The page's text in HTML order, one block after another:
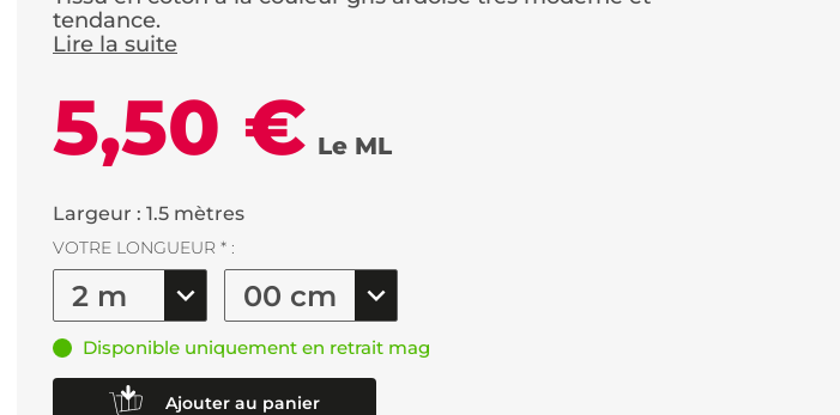
tendance.
Lire la suite
5,50 € Le ML
Largeur : 1.5 mètres
VOTRE LONGUEUR * :
Disponible uniquement en retrait mag
Ajouter au panier